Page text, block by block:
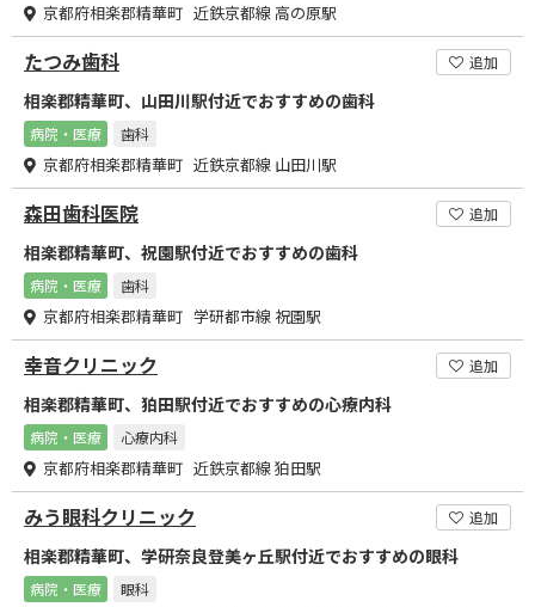
京都府相楽郡精華町 近鉄京都線 高の原駅
たつみ歯科 追加
相楽郡精華町、山田川駅付近でおすすめの歯科
病院・医療 歯科
京都府相楽郡精華町 近鉄京都線 山田川駅
森田歯科医院 追加
相楽郡精華町、祝園駅付近でおすすめの歯科
病院・医療 歯科
京都府相楽郡精華町 学研都市線 祝園駅
幸音クリニック 追加
相楽郡精華町、狛田駅付近でおすすめの心療内科
病院・医療 心療内科
京都府相楽郡精華町 近鉄京都線 狛田駅
みう眼科クリニック 追加
相楽郡精華町、学研奈良登美ヶ丘駅付近でおすすめの眼科
病院・医療 眼科